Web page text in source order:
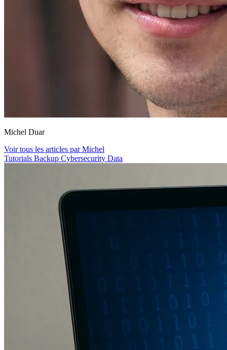
Michel Duar
Voir tous les articles par Michel
Tutorials Backup Cybersecurity Data